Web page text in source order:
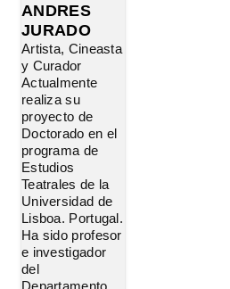
ANDRES
JURADO
Artista, Cineasta
y Curador
Actualmente
realiza su
proyecto de
Doctorado en el
programa de
Estudios
Teatrales de la
Universidad de
Lisboa. Portugal.
Ha sido profesor
e investigador
del
Departamento